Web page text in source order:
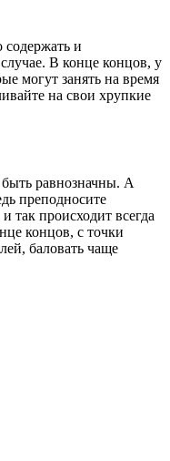
и
В конце концов, у
могут занять на время
на свои хрупкие
равнозначны. А
преподносите
так происходит всегда
концов, с точки
баловать чаще